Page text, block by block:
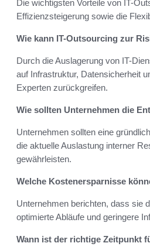
Die wichtigsten Vorteile von IT-
Effizienzsteigerung sowie die
Wie kann IT-Outsourcing zur
Durch die Auslagerung von IT-
auf Infrastruktur, Datensicherheit
Experten zurückgreifen.
Wie sollten Unternehmen die
Unternehmen sollten eine
die aktuelle Auslastung interner
gewährleisten.
Welche Kostenersparnisse
Unternehmen berichten, dass sie
optimierte Abläufe und geringere
Wann ist der richtige Zeitpunkt